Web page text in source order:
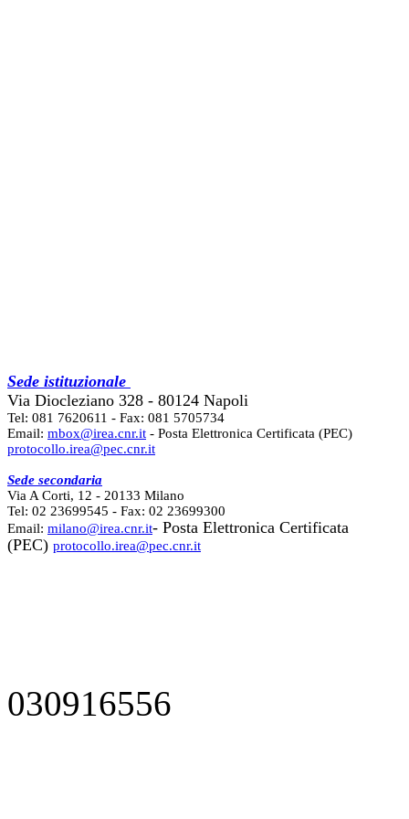
Sede istituzionale
Via Diocleziano 328 - 80124 Napoli
Tel: 081 7620611 - Fax: 081 5705734
Email: mbox@irea.cnr.it - Posta Elettronica Certificata (PEC)
protocollo.irea@pec.cnr.it
Sede secondaria
Via A Corti, 12 - 20133 Milano
Tel: 02 23699545 - Fax: 02 23699300
Email: milano@irea.cnr.it- Posta Elettronica Certificata
(PEC) protocollo.irea@pec.cnr.it
030916556